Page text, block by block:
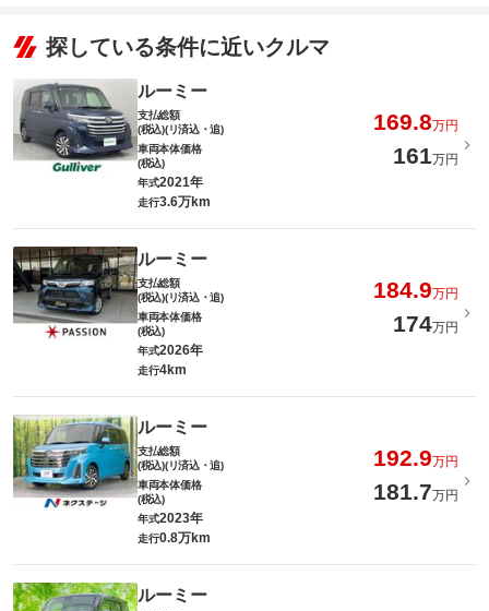
探している条件に近いクルマ
ルーミー
支払総額
(税込)(リ済込・追)
169.8万円
車両本体価格
(税込)
161万円
年式2021年
走行3.6万km
ルーミー
支払総額
(税込)(リ済込・追)
184.9万円
車両本体価格
(税込)
174万円
年式2026年
走行4km
ルーミー
支払総額
(税込)(リ済込・追)
192.9万円
車両本体価格
(税込)
181.7万円
年式2023年
走行0.8万km
ルーミー